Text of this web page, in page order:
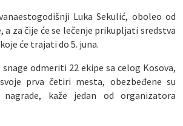
Luka Sekulić, oboleo od
za čije će se lečenje prikupljati sredstva
će trajati do 5. juna.
snage odmeriti 22 ekipe sa celog Kosova,
prva četiri mesta, obezbeđene su
nagrade, kaže jedan od organizatora